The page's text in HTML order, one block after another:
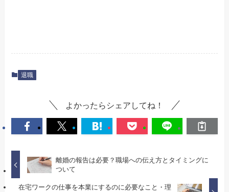
退職
よかったらシェアしてね！
離婚の報告は必要？職場への伝え方とタイミングに
ついて
在宅ワークの仕事を本業にするのに必要なこと・理